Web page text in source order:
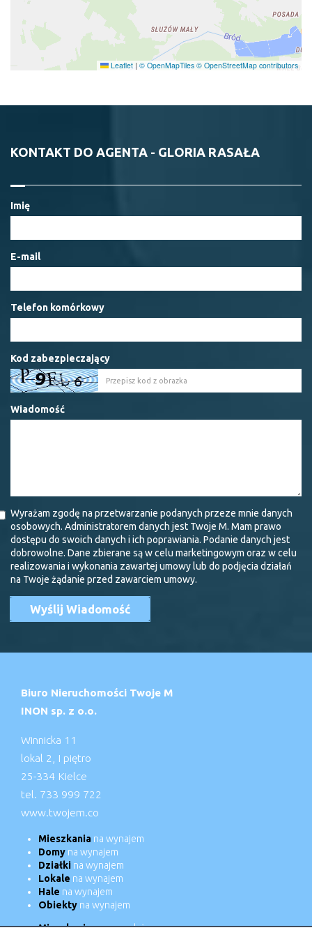
Leaflet | © OpenMapTiles © OpenStreetMap contributors
KONTAKT DO AGENTA - GLORIA RASAŁA
Imię
E-mail
Telefon komórkowy
Kod zabezpieczający
Wiadomość
Wyrażam zgodę na przetwarzanie podanych przeze mnie danych
osobowych. Administratorem danych jest Twoje M. Mam prawo
dostępu do swoich danych i ich poprawiania. Podanie danych jest
dobrowolne. Dane zbierane są w celu marketingowym oraz w celu
realizowania i wykonania zawartej umowy lub do podjęcia działań
na Twoje żądanie przed zawarciem umowy.
Biuro Nieruchomości Twoje M
INON sp. z o.o.
Winnicka 11
lokal 2, I piętro
25-334 Kielce
tel. 733 999 722
www.twojem.co
Mieszkania na wynajem
Domy na wynajem
Działki na wynajem
Lokale na wynajem
Hale na wynajem
Obiekty na wynajem
Mieszkaniana sprzedaż